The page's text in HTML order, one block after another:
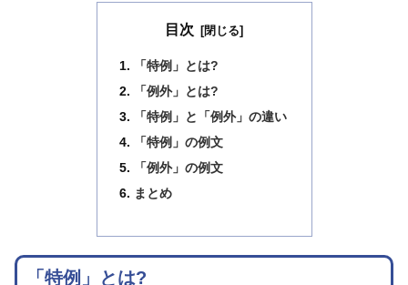
目次
「特例」とは?
「例外」とは?
「特例」と「例外」の違い
「特例」の例文
「例外」の例文
まとめ
「特例」とは?